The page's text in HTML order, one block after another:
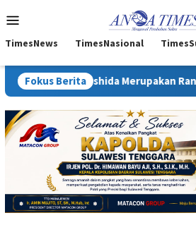
ke
Mobile
TimesNews TimesNasional
Fokus Berita
Merupakan Ranah APH dan Gakkum